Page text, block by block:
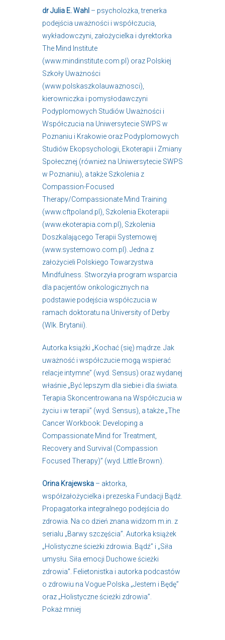
dr Julia E. Wahl – psycholożka, trenerka
podejścia uważności i współczucia,
wykładowczyni, założycielka i dyrektorka
The Mind Institute
(www.mindinstitute.com.pl) oraz Polskiej
Szkoły Uważności
(www.polskaszkolauwaznosci),
kierowniczka i pomysłodawczyni
Podyplomowych Studiów Uważności i
Współczucia na Uniwersytecie SWPS w
Poznaniu i Krakowie oraz Podyplomowych
Studiów Ekopsychologii, Ekoterapii i Zmiany
Społecznej (również na Uniwersytecie SWPS
w Poznaniu), a także Szkolenia z
Compassion-Focused
Therapy/Compassionate Mind Training
(www.cftpoland.pl), Szkolenia Ekoterapii
(www.ekoterapia.com.pl), Szkolenia
Doszkalającego Terapii Systemowej
(www.systemowo.com.pl). Jedna z
założycieli Polskiego Towarzystwa
Mindfulness. Stworzyła program wsparcia
dla pacjentów onkologicznych na
podstawie podejścia współczucia w
ramach doktoratu na University of Derby
(Wlk. Brytanii).
Autorka książki „Kochać (się) mądrze. Jak
uważność i współczucie mogą wspierać
relacje intymne” (wyd. Sensus) oraz wydanej
właśnie „Być lepszym dla siebie i dla świata.
Terapia Skoncentrowana na Współczucia w
życiu i w terapii” (wyd. Sensus), a także „The
Cancer Workbook: Developing a
Compassionate Mind for Treatment,
Recovery and Survival (Compassion
Focused Therapy)” (wyd. Little Brown).
Orina Krajewska – aktorka,
współzałożycielka i prezeska Fundacji Bądź.
Propagatorka integralnego podejścia do
zdrowia. Na co dzień znana widzom m.in. z
serialu „Barwy szczęścia”. Autorka książek
„Holistyczne ścieżki zdrowia. Bądź” i „Siła
umysłu. Siła emocji Duchowe ścieżki
zdrowia”. Felietonistka i autorka podcastów
o zdrowiu na Vogue Polska „Jestem i Będę”
oraz „Holistyczne ścieżki zdrowia”.
Pokaż mniej